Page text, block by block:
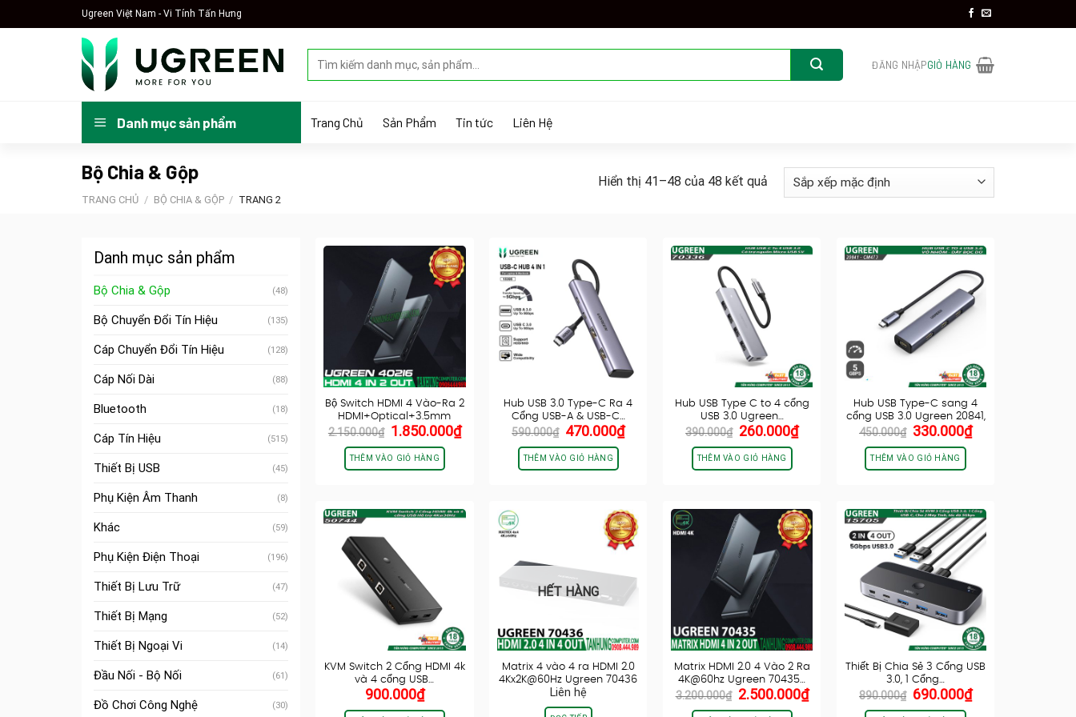
to
Ugreen Việt Nam - Vi Tính Tấn Hưng
kiếm:
ĐĂNG NHẬPGIỎ HÀNG
Danh mục sản phẩm Trang Chủ Sản Phẩm Tin tức Liên Hệ
Bộ Chia & Gộp
TRANG CHỦ / BỘ CHIA & GỘP / TRANG 2
Hiển thị 41–48 của 48 kết quả
Danh mục sản phẩm
Bộ Chia & Gộp (48)
Bộ Chuyển Đổi Tín Hiệu (135)
Cáp Chuyển Đổi Tín Hiệu (128)
Cáp Nối Dài (88)
Bluetooth (18)
Cáp Tín Hiệu (515)
Thiết Bị USB (45)
Phụ Kiện Âm Thanh (8)
Khác (59)
Phụ Kiện Điện Thoại (196)
Thiết Bị Lưu Trữ (47)
Thiết Bị Mạng (52)
Thiết Bị Ngoại Vi (14)
Đầu Nối - Bộ Nối (61)
Đồ Chơi Công Nghệ (30)
Bộ Switch HDMI 4 Vào-Ra 2
HDMI+Optical+3.5mm
Ugreen 40216
2.150.000₫ Giá
gốc
là:
2.150.000₫.
1.850.000₫Giá
THÊM VÀO GIỎ HÀNG
Hub USB 3.0 Type-C Ra 4
Cổng USB-A & USB-C…
590.000₫ Giá
gốc
là:
590.000₫.
470.000₫Giá
THÊM VÀO GIỎ HÀNG
Hub USB Type C to 4 cổng
USB 3.0 Ugreen…
390.000₫ Giá
gốc
là:
390.000₫.
260.000₫Giá
THÊM VÀO GIỎ HÀNG
Hub USB Type-C sang 4
cổng USB 3.0 Ugreen 20841,
…
450.000₫ Giá
gốc
là:
450.000₫.
330.000₫Giá
THÊM VÀO GIỎ HÀNG
KVM Switch 2 Cổng HDMI 4k
và 4 cổng USB…
900.000₫
HẾT HÀNG
Matrix 4 vào 4 ra HDMI 2.0
4Kx2K@60Hz Ugreen 70436
Liên hệ
Matrix HDMI 2.0 4 Vào 2 Ra
4K@60hz Ugreen 70435…
3.200.000₫ Giá
gốc
2.500.000₫Giá
Thiết Bị Chia Sẻ 3 Cổng USB
3.0, 1 Cổng…
890.000₫ Giá
gốc
690.000₫Giá